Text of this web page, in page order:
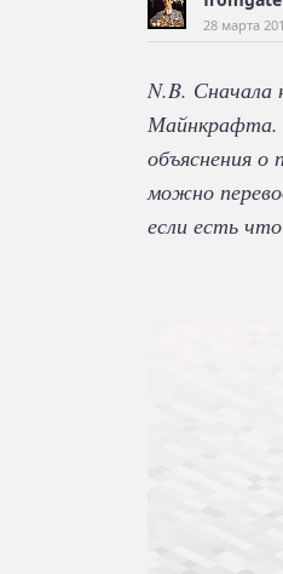
28 марта
N.B. Сначала
Майнкрафта.
объяснения о
можно
если есть